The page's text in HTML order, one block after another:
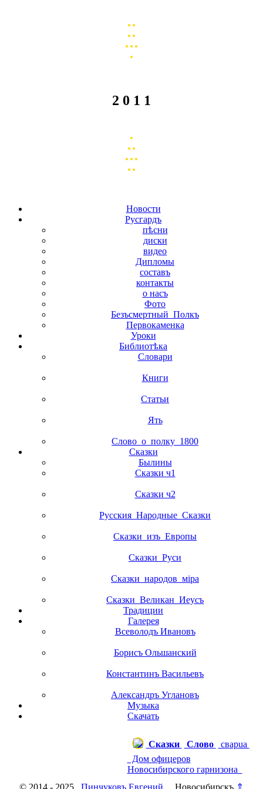
2 0 1 1
Новости
Русгардъ
пѣсни
диски
видео
Дипломы
составъ
контакты
о насъ
Фото
Безъсмертный_Полкъ
Первокаменка
Уроки
Библиотѣка
Словари
Книги
Статьи
Ять
Слово_о_полку_1800
Сказки
Былины
Сказки ч1
Сказки ч2
Русския_Народные_Сказки
Сказки_изъ_Европы
Сказки_Руси
Сказки_народов_мiра
Сказки_Великан_Иеусъ
Традиции
Галерея
Всеволодъ Ивановъ
Борисъ Ольшанский
Константинъ Васильевъ
Александръ Углановъ
Музыка
Скачать
Сказки Слово
сварuа
Дом офицеров
Новосибирского гарнизона